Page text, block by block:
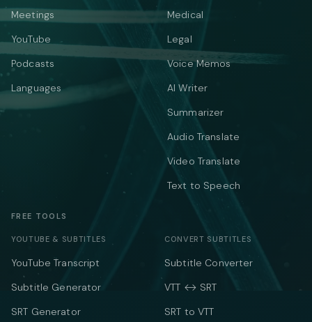
Meetings
YouTube
Podcasts
Languages
Medical
Legal
Voice Memos
AI Writer
Summarizer
Audio Translate
Video Translate
Text to Speech
FREE TOOLS
YOUTUBE & SUBTITLES
YouTube Transcript
Subtitle Generator
SRT Generator
CONVERT SUBTITLES
Subtitle Converter
VTT ↔ SRT
SRT to VTT